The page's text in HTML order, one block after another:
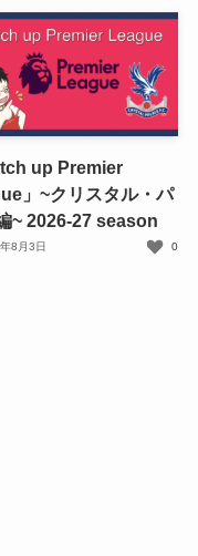
up Premier
」~クリスタル・パ
~ 2026-27 season
8月3日 0